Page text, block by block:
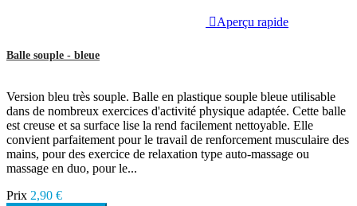
Aperçu rapide
Balle souple - bleue
Version bleu très souple. Balle en plastique souple bleue utilisable
dans de nombreux exercices d'activité physique adaptée. Cette balle
est creuse et sa surface lise la rend facilement nettoyable. Elle
convient parfaitement pour le travail de renforcement musculaire des
mains, pour des exercice de relaxation type auto-massage ou
massage en duo, pour le...
Prix 2,90 €